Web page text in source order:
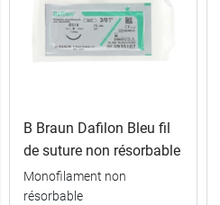
B Braun Dafilon Bleu fil
de suture non résorbable
Monofilament non
résorbable